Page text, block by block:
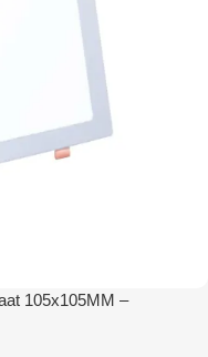
105x105MM –